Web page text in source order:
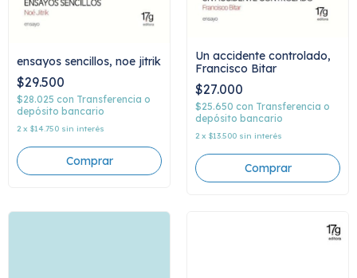
ensayos sencillos, noe jitrik
$29.500
$28.025 con Transferencia o
depósito bancario
2 x $14.750 sin interés
Un accidente controlado,
Francisco Bitar
$27.000
$25.650 con Transferencia o
depósito bancario
2 x $13.500 sin interés